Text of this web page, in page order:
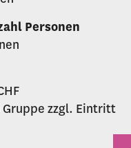
Personen
Gruppe zzgl. Eintritt